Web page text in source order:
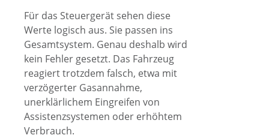
Für das Steuergerät sehen diese
Werte logisch aus. Sie passen ins
Gesamtsystem. Genau deshalb wird
kein Fehler gesetzt. Das Fahrzeug
reagiert trotzdem falsch, etwa mit
verzögerter Gasannahme,
unerklärlichem Eingreifen von
Assistenzsystemen oder erhöhtem
Verbrauch.